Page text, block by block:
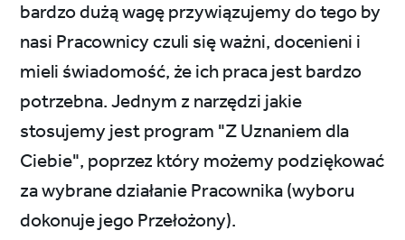
bardzo dużą wagę przywiązujemy do tego by
nasi Pracownicy czuli się ważni, docenieni i
mieli świadomość, że ich praca jest bardzo
potrzebna. Jednym z narzędzi jakie
stosujemy jest program "Z Uznaniem dla
Ciebie", poprzez który możemy podziękować
za wybrane działanie Pracownika (wyboru
dokonuje jego Przełożony).